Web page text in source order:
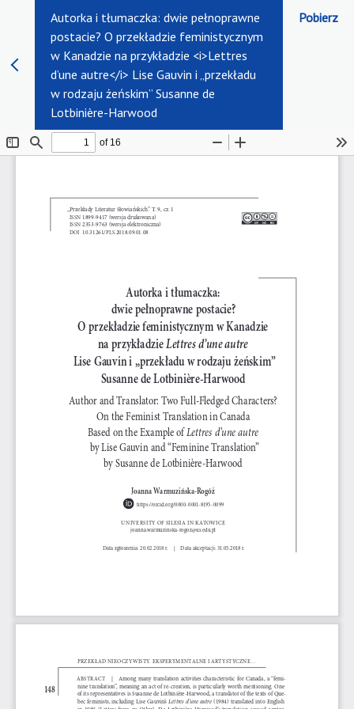
Autorka i tłumaczka: dwie pełnoprawne
postacie? O przekładzie feministycznym
w Kanadzie na przykładzie <i>Lettres
d’une autre</i> Lise Gauvin i „przekładu
w rodzaju żeńskim” Susanne de
Lotbinière-Harwood
Pobierz